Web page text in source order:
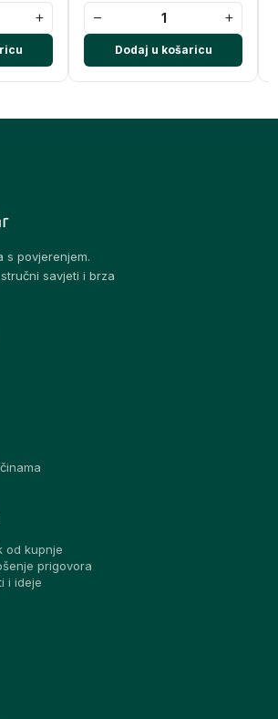
+ − +
Dodaj u košaricu
s povjerenjem.
savjeti i brza
od kupnje
prigovora
i ideje